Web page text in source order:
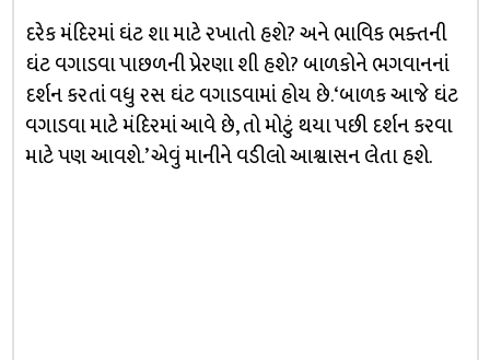
દરેક મંદિરમાં ઘંટ શા માટે રખાતો હશે? અને ભાવિક ભક્તની
ઘંટ વગાડવા પાછળની પ્રેરણા શી હશે? બાળકોને ભગવાનનાં
દર્શન કરતાં વધુ રસ ઘંટ વગાડવામાં હોય છે. ‘બાળક આજે ઘંટ
વગાડવા માટે મંદિરમાં આવે છે, તો મોટું થયા પછી દર્શન કરવા
માટે પણ આવશે.’ એવું માનીને વડીલો આશ્વાસન લેતા હશે.